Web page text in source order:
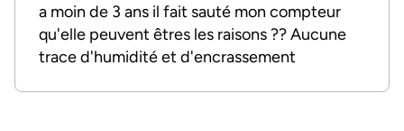
a moin de 3 ans il fait sauté mon compteur
qu'elle peuvent êtres les raisons ?? Aucune
trace d'humidité et d'encrassement